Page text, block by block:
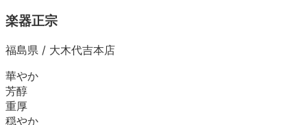
楽器正宗
福島県 / 大木代吉本店
華やか
芳醇
重厚
穏やか